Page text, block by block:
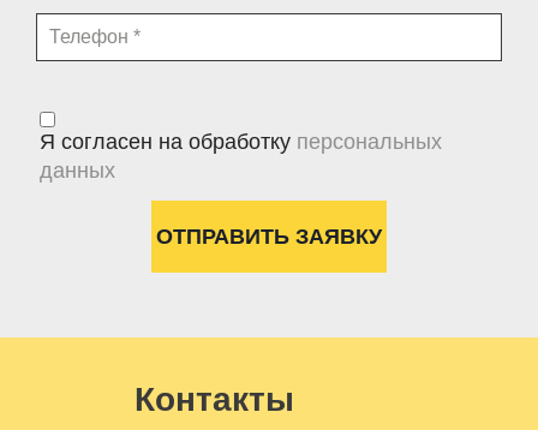
Я согласен на обработку персональных
данных
Контакты